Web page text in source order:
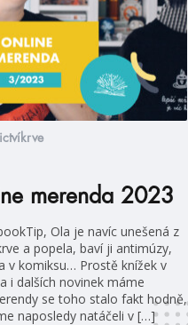
merenda 2023
Ola je navíc unešená z
a popela, baví ji antimúzy,
v komiksu… Prostě knížek v
i dalších novinek máme
se toho stalo fakt hodně,
naposledy natáčeli v […]